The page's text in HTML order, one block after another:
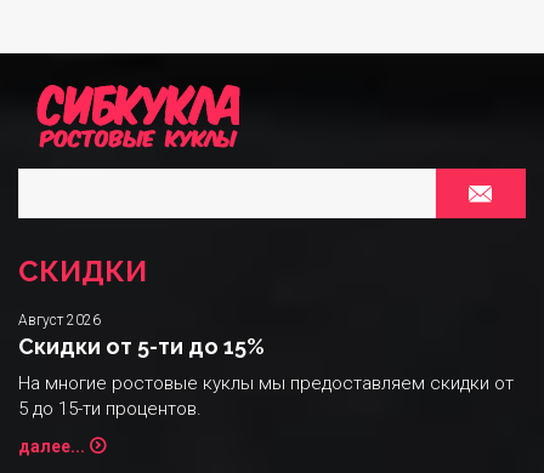
СКИДКИ
Август 2026
Скидки от 5-ти до 15%
На многие ростовые куклы мы предоставляем скидки от
5 до 15-ти процентов.
далее...